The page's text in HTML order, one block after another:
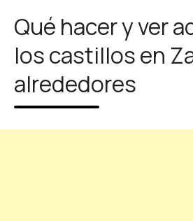
Qué hacer y ver
los castillos en
alrededores